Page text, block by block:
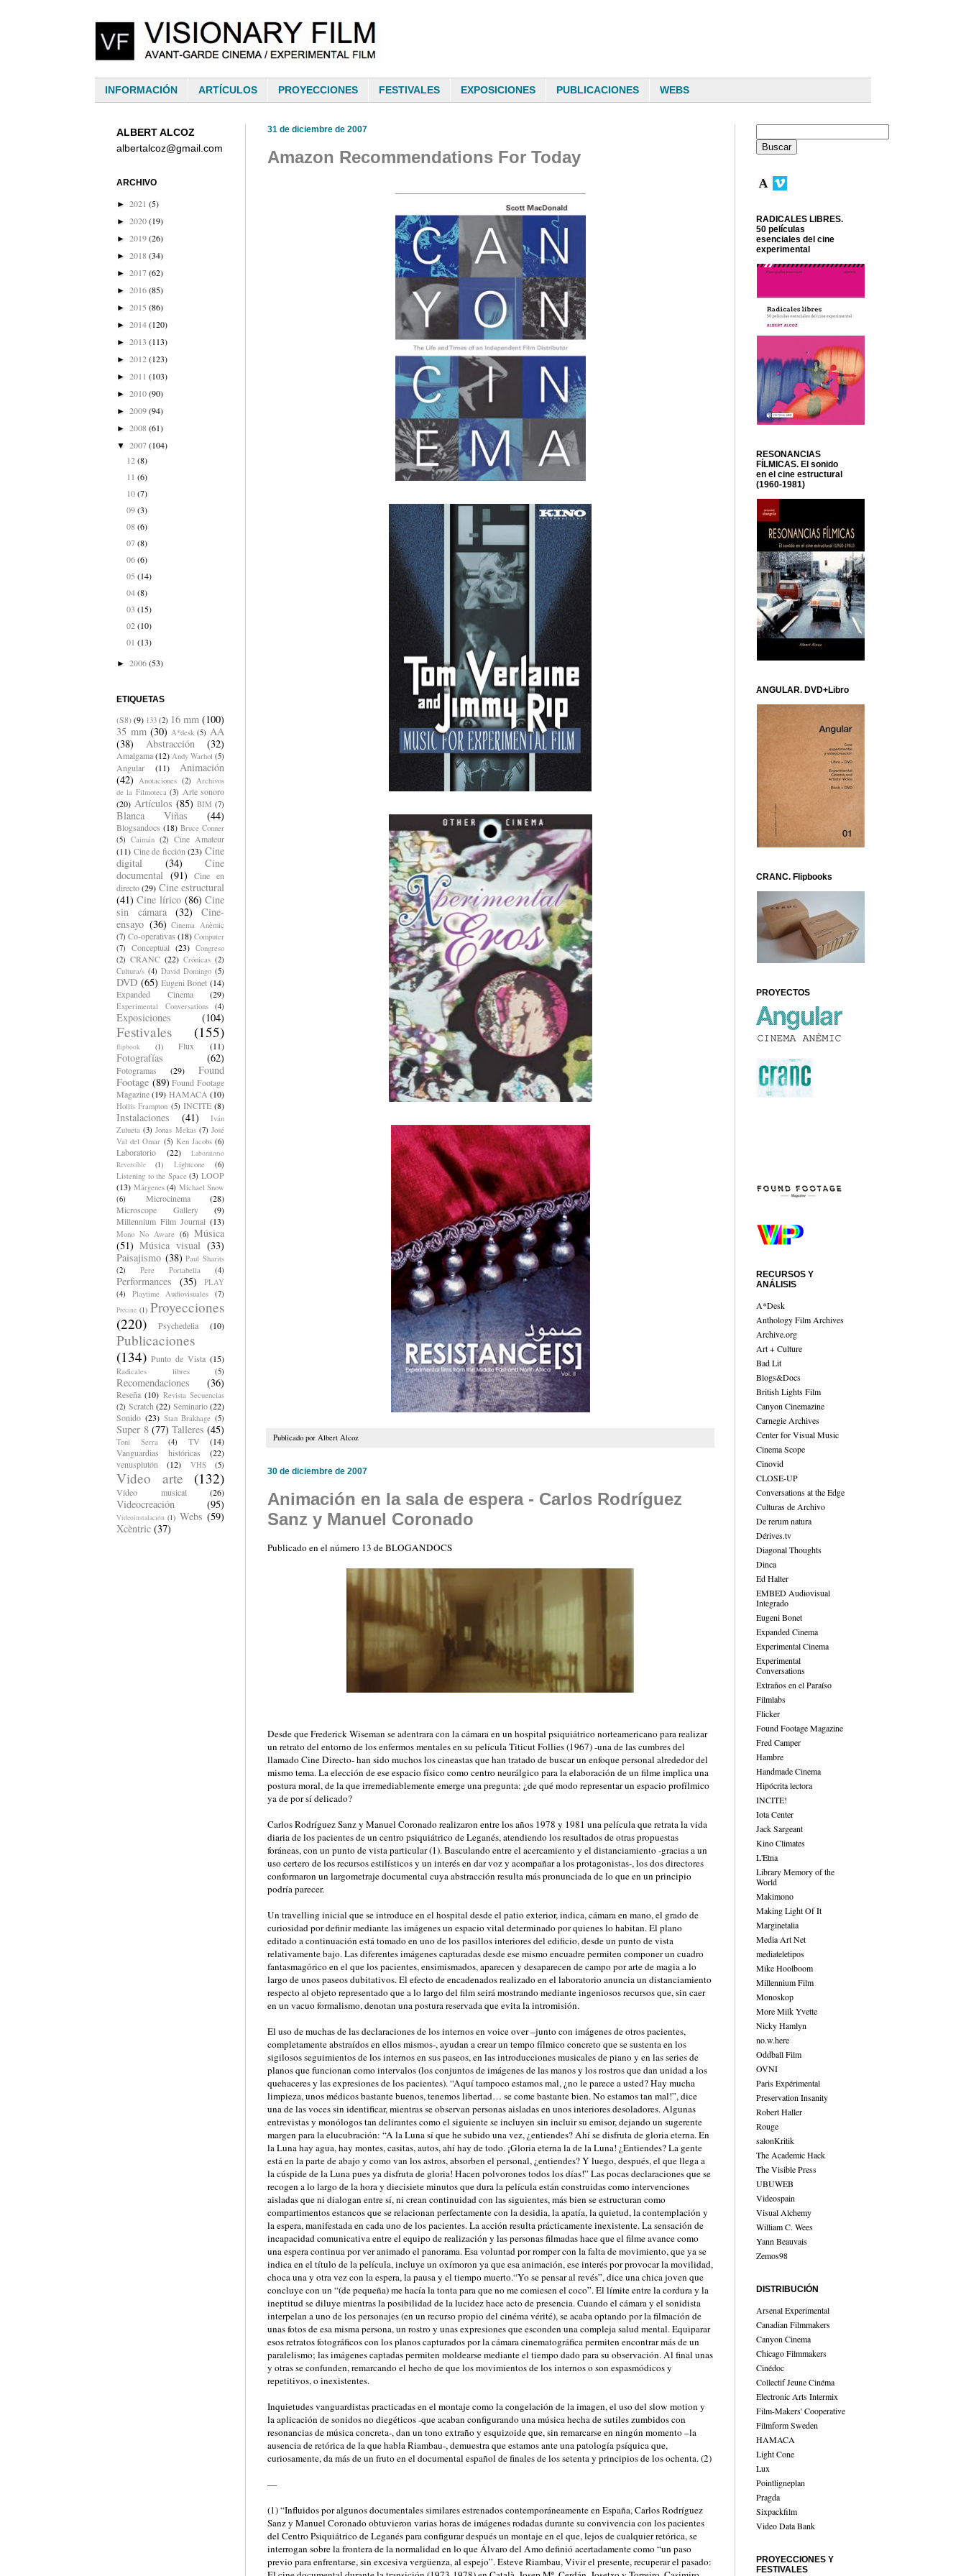
INFORMACIÓN ARTÍCULOS PROYECCIONES FESTIVALES EXPOSICIONES PUBLICACIONES WEBS
31 de diciembre de 2007
Amazon Recommendations For Today
Publicado por Albert Alcoz
30 de diciembre de 2007
Animación en la sala de espera - Carlos Rodríguez
Sanz y Manuel Coronado
Publicado en el número 13 de BLOGANDOCS
Desde que Frederick Wiseman se adentrara con la cámara en un hospital psiquiátrico norteamericano para realizar
un retrato del entorno de los enfermos mentales en su película Titicut Follies (1967) -una de las cumbres del
llamado Cine Directo- han sido muchos los cineastas que han tratado de buscar un enfoque personal alrededor del
mismo tema. La elección de ese espacio físico como centro neurálgico para la elaboración de un filme implica una
postura moral, de la que irremediablemente emerge una pregunta: ¿de qué modo representar un espacio profílmico
ya de por sí delicado?
Carlos Rodríguez Sanz y Manuel Coronado realizaron entre los años 1978 y 1981 una película que retrata la vida
diaria de los pacientes de un centro psiquiátrico de Leganés, atendiendo los resultados de otras propuestas
foráneas, con un punto de vista particular (1). Basculando entre el acercamiento y el distanciamiento -gracias a un
uso certero de los recursos estilísticos y un interés en dar voz y acompañar a los protagonistas-, los dos directores
conformaron un largometraje documental cuya abstracción resulta más pronunciada de lo que en un principio
podría parecer.
Un travelling inicial que se introduce en el hospital desde el patio exterior, indica, cámara en mano, el grado de
curiosidad por definir mediante las imágenes un espacio vital determinado por quienes lo habitan. El plano
editado a continuación está tomado en uno de los pasillos interiores del edificio, desde un punto de vista
relativamente bajo. Las diferentes imágenes capturadas desde ese mismo encuadre permiten componer un cuadro
fantasmagórico en el que los pacientes, ensimismados, aparecen y desaparecen de campo por arte de magia a lo
largo de unos paseos dubitativos. El efecto de encadenados realizado en el laboratorio anuncia un distanciamiento
respecto al objeto representado que a lo largo del film seirá mostrando mediante ingeniosos recursos que, sin caer
en un vacuo formalismo, denotan una postura reservada que evita la intromisión.
El uso de muchas de las declaraciones de los internos en voice over –junto con imágenes de otros pacientes,
completamente abstraídos en ellos mismos-, ayudan a crear un tempo fílmico concreto que se sustenta en los
sigilosos seguimientos de los internos en sus paseos, en las introducciones musicales de piano y en las series de
planos que funcionan como intervalos (los conjuntos de imágenes de las manos y los rostros que dan unidad a los
quehaceres y las expresiones de los pacientes). “Aquí tampoco estamos mal, ¿no le parece a usted? Hay mucha
limpieza, unos médicos bastante buenos, tenemos libertad… se come bastante bien. No estamos tan mal!”, dice
una de las voces sin identificar, mientras se observan personas aisladas en unos interiores desoladores. Algunas
entrevistas y monólogos tan delirantes como el siguiente se incluyen sin incluir su emisor, dejando un sugerente
margen para la elucubración: “A la Luna sí que he subido una vez, ¿entiendes? Ahí se disfruta de gloria eterna. En
la Luna hay agua, hay montes, casitas, autos, ahí hay de todo. ¡Gloria eterna la de la Luna! ¿Entiendes? La gente
está en la parte de abajo y como van los astros, absorben el personal, ¿entiendes? Y luego, después, el que llega a
la cúspide de la Luna pues ya disfruta de gloria! Hacen polvorones todos los días!” Las pocas declaraciones que se
recogen a lo largo de la hora y diecisiete minutos que dura la película están construidas como intervenciones
aisladas que ni dialogan entre sí, ni crean continuidad con las siguientes, más bien se estructuran como
compartimentos estancos que se relacionan perfectamente con la desidia, la apatía, la quietud, la contemplación y
la espera, manifestada en cada uno de los pacientes. La acción resulta prácticamente inexistente. La sensación de
incapacidad comunicativa entre el equipo de realización y las personas filmadas hace que el filme avance como
una espera continua por ver animado el panorama. Esa voluntad por romper con la falta de movimiento, que ya se
indica en el título de la película, incluye un oxímoron ya que esa animación, ese interés por provocar la movilidad,
choca una y otra vez con la espera, la pausa y el tiempo muerto.“Yo se pensar al revés”, dice una chica joven que
concluye con un “(de pequeña) me hacía la tonta para que no me comiesen el coco”. El límite entre la cordura y la
ineptitud se diluye mientras la posibilidad de la lucidez hace acto de presencia. Cuando el cámara y el sonidista
interpelan a uno de los personajes (en un recurso propio del cinéma vérité), se acaba optando por la filmación de
unas fotos de esa misma persona, un rostro y unas expresiones que esconden una compleja salud mental. Equiparar
esos retratos fotográficos con los planos capturados por la cámara cinematográfica permiten encontrar más de un
paralelismo; las imágenes captadas permiten moldearse mediante el tiempo dado para su observación. Al final unas
y otras se confunden, remarcando el hecho de que los movimientos de los internos o son espasmódicos y
repetitivos, o inexistentes.
Inquietudes vanguardistas practicadas en el montaje como la congelación de la imagen, el uso del slow motion y
la aplicación de sonidos no diegéticos -que acaban configurando una música hecha de sutiles zumbidos con
resonancias de música concreta-, dan un tono extraño y esquizoide que, sin remarcarse en ningún momento –la
ausencia de retórica de la que habla Riambau-, demuestra que estamos ante una patología psíquica que,
curiosamente, da más de un fruto en el documental español de finales de los setenta y principios de los ochenta. (2)
—
(1) “Influidos por algunos documentales similares estrenados contemporáneamente en España, Carlos Rodríguez
Sanz y Manuel Coronado obtuvieron varias horas de imágenes rodadas durante su convivencia con los pacientes
del Centro Psiquiátrico de Leganés para configurar después un montaje en el que, lejos de cualquier retórica, se
interrogan sobre la frontera de la normalidad en lo que Álvaro del Amo definió acertadamente como “un paso
previo para enfrentarse, sin excesiva vergüenza, al espejo”. Esteve Riambau, Vivir el presente, recuperar el pasado:
ALBERT ALCOZ
albertalcoz@gmail.com
ARCHIVO
► 2021 (5)
► 2020(19)
► 2019(26)
► 2018(34)
► 2017(62)
► 2016(85)
► 2015 (86)
► 2014(120)
► 2013 (113)
► 2012(123)
► 2011 (103)
► 2010(90)
► 2009(94)
► 2008(61)
▼ 2007(104)
12 (8)
11 (6)
10 (7)
09 (3)
08 (6)
07 (8)
06 (6)
05 (14)
04 (8)
03 (15)
02 (10)
01 (13)
► 2006(53)
ETIQUETAS
(S8)(9) 133 (2) 16 mm (100)
35 mm (30) A*desk (5) AA
(38)
Abstracción (32)
Amalgama(12) Andy Warhol (5)
Angular (11)
Animación
(42)
Anotaciones (2)
Archivos
de la Filmoteca (3) Arte sonoro
(20) Artículos (85) BIM (7)
Blanca Viñas (44)
Blogsandocs (18) Bruce Conner
(5) Caimán (2) Cine Amateur
(11) Cine de ficción (23) Cine
digital
(34)
Cine
documental (91)
Cine en
directo (29) Cine estructural
(41) Cine lírico (86) Cine
sin cámara
(32)
Cine-
ensayo (36) Cinema Anèmic
(7) Co-operativas (18) Computer
(7)
Conceptual (23) Congreso
(2) CRANC (22) Crónicas (2)
Cultura/s (4) David Domingo (5)
DVD (65) Eugeni Bonet (14)
Expanded Cinema
(29)
Experimental Conversations (4)
Exposiciones (104)
Festivales (155)
flipbook (1) Flux (11)
Fotografías (62)
Fotogramas (29)
Found
Footage (89) Found Footage
Magazine (19) HAMACA (10)
Hollis Frampton (5) INCITE (8)
Instalaciones (41)
Iván
Zulueta (3) Jonas Mekas (7) José
Val del Omar (5) Ken Jacobs (6)
Laboratorio (22)
Laboratorio
Reversible
(1) Lightcone
(6)
Listening to the Space (3) LOOP
(13) Márgenes (4) Michael Snow
(6)
Microcinema
(28)
Microscope Gallery
(9)
Millennium Film Journal (13)
Mono No Aware (6) Música
(51) Música visual (33)
Paisajismo (38) Paul Sharits
(2)
Pere Portabella (4)
Performances (35)
PLAY
(4)
Playtime Audiovisuales (7)
Precine (1) Proyecciones
(220)
Psychedelia (10)
Publicaciones
(134) Punto de Vista (15)
Radicales libres (5)
Recomendaciones (36)
Reseña (10) Revista Secuencias
(2) Scratch (22) Seminario (22)
Sonido (23) Stan Brakhage (5)
Super 8 (77) Talleres (45)
Toni Serra (4) TV
(14)
Vanguardias históricas
(22)
venusplutón
(12) VHS (5)
Video arte (132)
Vídeo musical (26)
Videocreación (95)
Videoinstalación (1) Webs (59)
Xcèntric (37)
RADICALES LIBRES.
50 películas
esenciales del cine
experimental
RESONANCIAS
FÍLMICAS. El sonido
en el cine estructural
(1960-1981)
ANGULAR. DVD+Libro
CRANC. Flipbooks
PROYECTOS
RECURSOS Y
ANÁLISIS
A*Desk
Anthology Film Archives
Archive.org
Art + Culture
Bad Lit
Blogs&Docs
British Lights Film
Canyon Cinemazine
Carnegie Archives
Center for Visual Music
Cinema Scope
Cinovid
CLOSE-UP
Conversations at the Edge
Culturas de Archivo
De rerum natura
Dérives.tv
Diagonal Thoughts
Dinca
Ed Halter
EMBED Audiovisual
Integrado
Eugeni Bonet
Expanded Cinema
Experimental Cinema
Experimental
Conversations
Extraños en el Paraíso
Filmlabs
Flicker
Found Footage Magazine
Fred Camper
Hambre
Handmade Cinema
Hipócrita lectora
INCITE!
Iota Center
Jack Sargeant
Kino Climates
L'Etna
Library Memory of the
World
Makimono
Making Light Of It
Marginetalia
Media Art Net
mediateletipos
Mike Hoolboom
Millennium Film
Monoskop
More Milk Yvette
Nicky Hamlyn
no.w.here
Oddball Film
OVNI
Paris Expérimental
Preservation Insanity
Robert Haller
Rouge
salonKritik
The Academic Hack
The Visible Press
UBUWEB
Videospain
Visual Alchemy
William C. Wees
Yann Beauvais
Zemos98
DISTRIBUCIÓN
Arsenal Experimental
Canadian Filmmakers
Canyon Cinema
Chicago Filmmakers
Cinédoc
Collectif Jeune Cinéma
Electronic Arts Intermix
Film-Makers' Cooperative
Filmform Sweden
HAMACA
Light Cone
Lux
Pointligneplan
Pragda
Sixpackfilm
Video Data Bank
PROYECCIONES Y
FESTIVALES